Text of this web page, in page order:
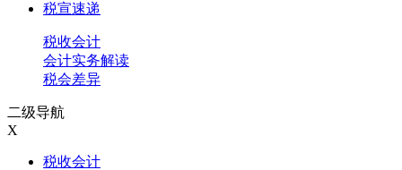
税宣速递
税收会计
会计实务解读
税会差异
二级导航
X
税收会计